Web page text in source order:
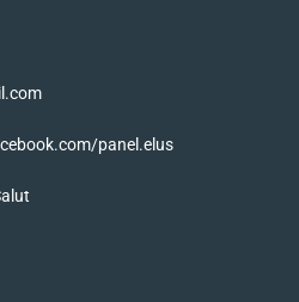
panel.elus